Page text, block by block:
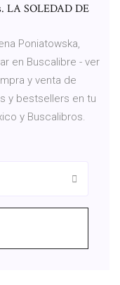
LA SOLEDAD DE
Poniatowska,
en Buscalibre - ver
y venta de
y bestsellers en tu
y Buscalibros.